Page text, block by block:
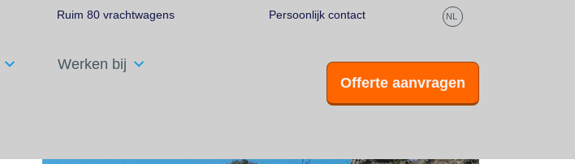
Ruim 80 vrachtwagens Persoonlijk contact NL
Werken bij
Offerte aanvragen